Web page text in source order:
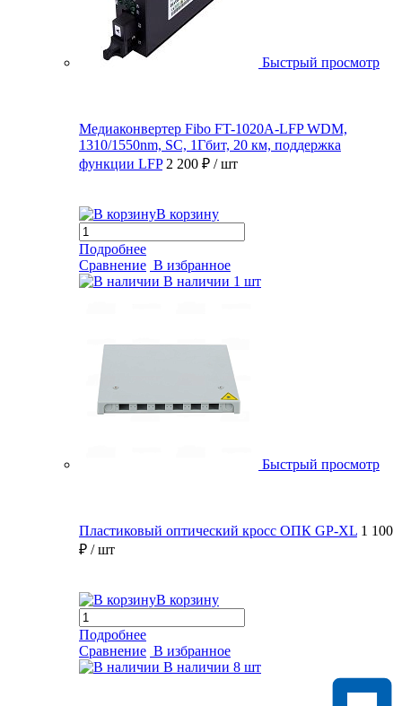
Быстрый просмотр
Медиаконвертер Fibo FT-1020A-LFP WDM,
1310/1550nm, SC, 1Гбит, 20 км, поддержка
функции LFP 2 200 ₽ / шт
В корзину
Подробнее
Сравнение В избранное
В наличии 1 шт
Быстрый просмотр
Пластиковый оптический кросс ОПК GP-XL 1 100
₽ / шт
В корзину
Подробнее
Сравнение В избранное
В наличии 8 шт